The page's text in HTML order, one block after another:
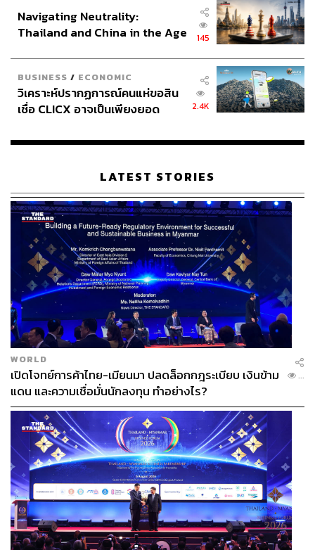
MOU ครั้งนี้ถือเป็นหมุดหมายสำคัญของการสร้าง ‘เศรษฐกิจ
ควอนตัม’ (Quantum Economy) ในภูมิภาค โดยไทยและ
ญี่ปุ่นจะร่วมกันพัฒนาเทคโนโลยีคอมพิวติงยุคใหม่ที่เปลี่ยน
จากการ ‘คิดเร็วขึ้น’ สู่การ ‘คิดแบบใหม่’ อย่างแท้จริง
กองบรรณาธิการข่าว
THE STANDARD
TAGS: มาซุ คาซูยะ จิรวัฒน์ ตั้งปณิธานนท์
QTFT (Quantum Technology Foundation Thailand)
ภาคอุตสาหกรรม
Quantum Computing
สถาบันเทคโนโลยีอุตสาหกรรมขั้นสูงแห่งชาติ (AIST)
Navigating Neutrality:
Thailand and China in the Age
145
BUSINESS / ECONOMIC
วิเคราะห์ปรากฏการณ์คนแห่ขอสิน
เชื่อ CLICX อาจเป็นเพียงยอด
เรือนไทยที่ถูกซุกไว้
2.4K
LATEST STORIES
WORLD
เปิดโจทย์การค้าไทย-เมียนมา ปลดล็อกกฎระเบียบ เงินข้าม
แดน และความเชื่อมั่นนักลงทุน ทำอย่างไร?
...